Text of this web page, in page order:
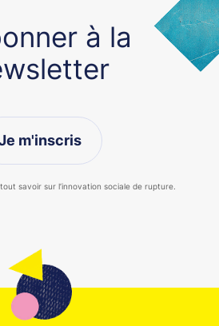
à la
m'inscris
savoir sur l’innovation sociale de rupture.